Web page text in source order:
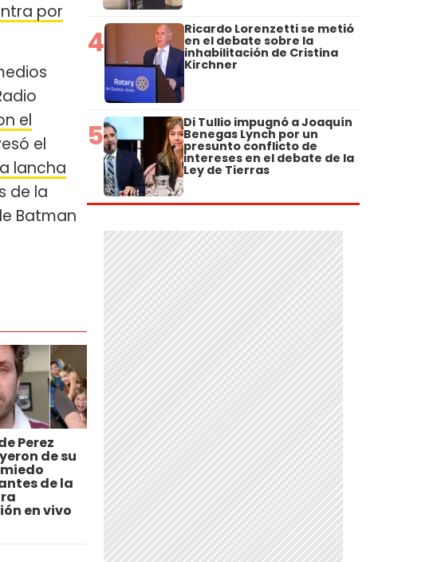
por
el
el
lancha
de la
Batman
Perez
de su
de la
en vivo
4 Ricardo Lorenzetti se metió
en el debate sobre la
inhabilitación de Cristina
Kirchner
5 Di Tullio impugnó a Joaquín
Benegas Lynch por un
presunto conflicto de
intereses en el debate de la
Ley de Tierras